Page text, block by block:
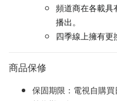
頻道商在各載具
播出。
四季線上擁有更
商品保修
保固期限：電視自購